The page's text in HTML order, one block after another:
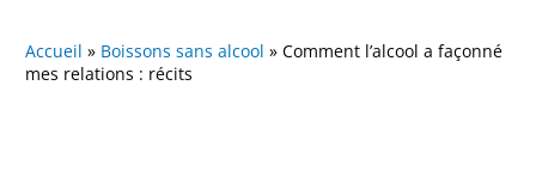
Accueil » Boissons sans alcool »Comment l’alcool a façonné
mes relations : récits